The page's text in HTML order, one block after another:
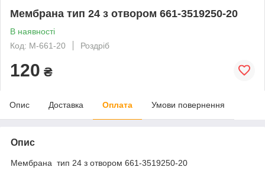
Мембрана тип 24 з отвором 661-3519250-20
В наявності
Код: М-661-20
Роздріб
120 ₴
Опис Доставка Оплата Умови повернення
Опис
Мембрана тип 24 з отвором 661-3519250-20